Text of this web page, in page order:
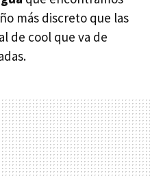
más discreto que las
de cool que va de